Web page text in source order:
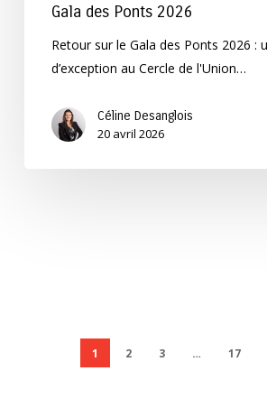
Gala des Ponts 2026
Retour sur le Gala des Ponts 2026 :
d’exception au Cercle de l'Union…
Céline Desanglois
20 avril 2026
1 2 3 … 17